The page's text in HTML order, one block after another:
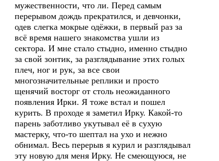
мужественности, что ли. Перед самым
перерывом дождь прекратился, и девчонки,
одев слегка мокрые одёжки, в первый раз за
всё время нашего знакомства ушли из
сектора. И мне стало стыдно, именно стыдно
за свой зонтик, за разглядывание этих голых
плеч, ног и рук, за все свои
многозначительные реплики и просто
щенячий восторг от столь неожиданного
появления Ирки. Я тоже встал и пошел
курить. В проходе я заметил Ирку. Какой-то
парень заботливо укутывал её в сухую
мастерку, что-то шептал на ухо и нежно
обнимал. Весь перерыв я курил и разглядывал
эту новую для меня Ирку. Не смеющуюся, не